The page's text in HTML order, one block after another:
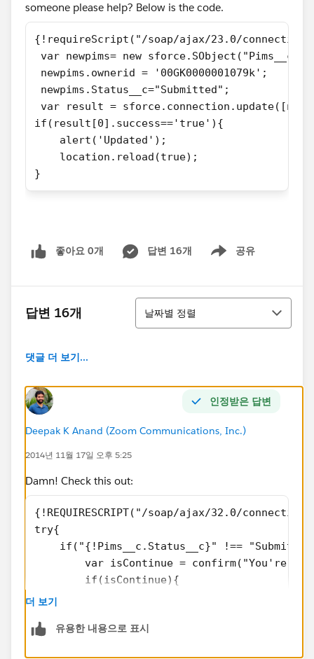
someone please help? Below is the code.
{!requireScript("/soap/ajax/23.0/
var newpims= new sforce.SObject("Pims__c");
newpims.ownerid = '00GK0000001079k';
newpims.Status__c="Submitted";
var result =
if(result[0].success=='true'){
    alert('Updated');
    location.reload(true);
}
좋아요 0개 답변 16개 공유
Show menu
답변 16개
정렬
날짜별 정렬
댓글 더 보기...
인정받은 답변
Deepak K Anand (‎‎‎‎‎‎Zoom Communications, Inc.)
2014년 11월 17일 오후 5:25
Damn! Check this out:
{!REQUIRESCRIPT("/soap/ajax/32.0/
try{
if("{!Pims__c.Status__c}" !==
var isContinue = confirm("You're
        if(isContinue){
var pimsToUpdate = new
pimsToUpdate.Status__c =
더 보기
유용한 내용으로 표시